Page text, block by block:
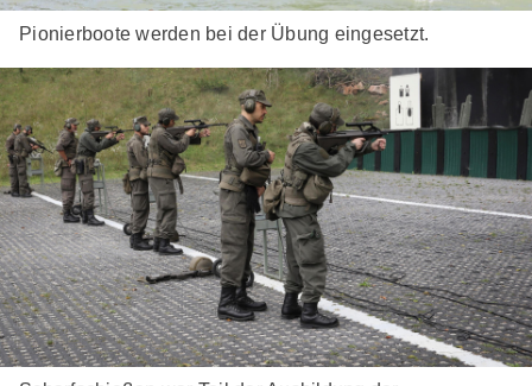
Pionierboote werden bei der Übung eingesetzt.